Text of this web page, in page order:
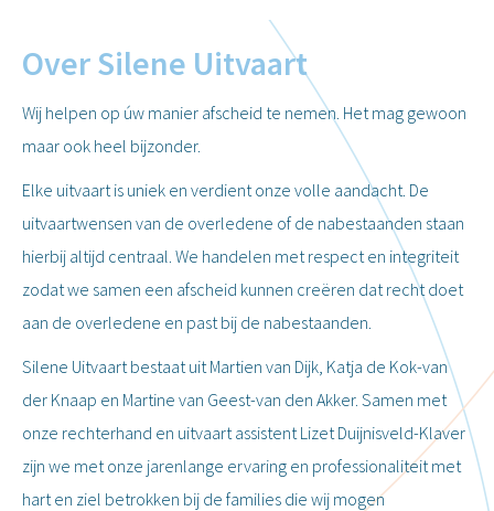
Over Silene Uitvaart
Wij helpen op úw manier afscheid te nemen. Het mag gewoon
maar ook heel bijzonder.
Elke uitvaart is uniek en verdient onze volle aandacht. De
uitvaartwensen van de overledene of de nabestaanden staan
hierbij altijd centraal. We handelen met respect en integriteit
zodat we samen een afscheid kunnen creëren dat recht doet
aan de overledene en past bij de nabestaanden.
Silene Uitvaart bestaat uit Martien van Dijk, Katja de Kok-van
der Knaap en Martine van Geest-van den Akker. Samen met
onze rechterhand en uitvaart assistent Lizet Duijnisveld-Klaver
zijn we met onze jarenlange ervaring en professionaliteit met
hart en ziel betrokken bij de families die wij mogen